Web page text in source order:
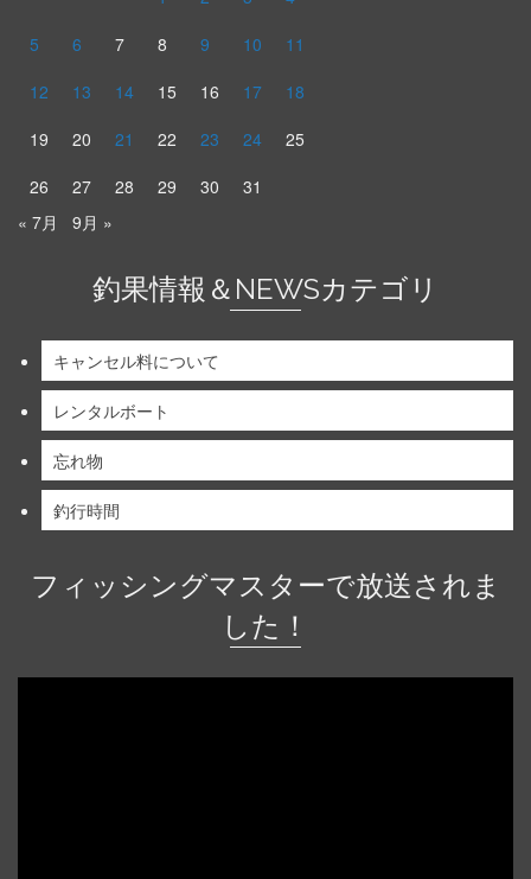
5
6 7 8 9 10
11
12
13 14 15 16 17
18
19
20 21 22 23 24
25
26
27 28 29 30
31
« 7月
9月 »
釣果情報＆NEWSカテゴリ
キャンセル料について
レンタルボート
忘れ物
釣行時間
フィッシングマスターで放送されま
した！